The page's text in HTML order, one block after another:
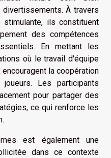
À travers
stimulante, ils constituent
des compétences
En mettant les
où le travail d'équipe
la coopération
Les participants
pour partager des
ce qui renforce les
est également une
dans ce contexte